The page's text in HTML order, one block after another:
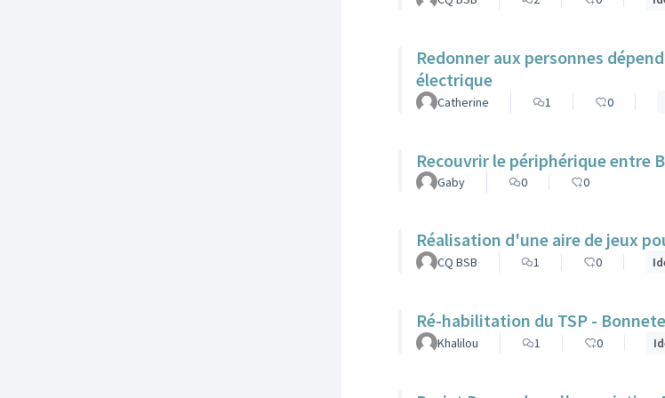
Redonner aux personnes
électrique
Catherine 1 0
Recouvrir le périphérique entre
Gaby 0 0
Réalisation d'une aire de jeux
CQ BSB 1 0
Ré-habilitation du TSP -
Khalilou 1 0